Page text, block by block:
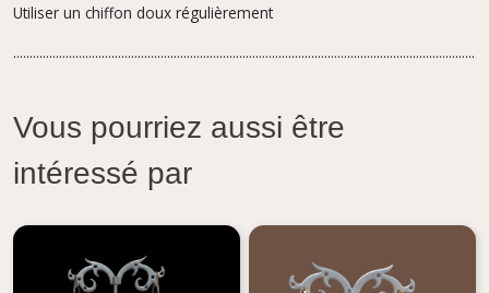
Utiliser un chiffon doux régulièrement
Vous pourriez aussi être
intéressé par